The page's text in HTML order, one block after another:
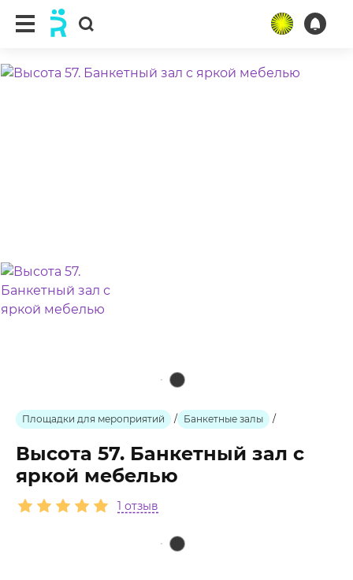
Площадки для мероприятий / Банкетные залы /
Высота 57. Банкетный зал с
яркой мебелью
1 отзыв